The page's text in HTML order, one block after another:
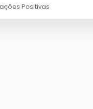
Positivas